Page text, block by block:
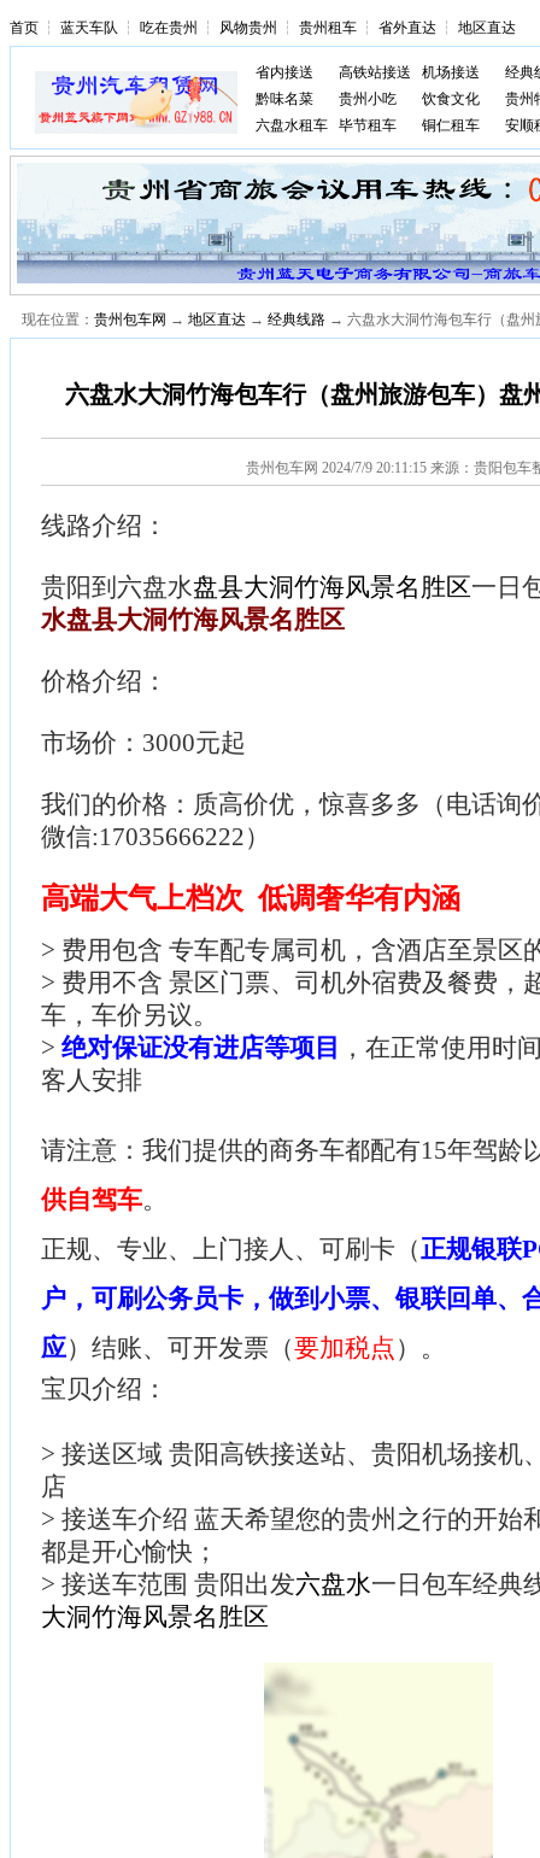
首页 ┆ 蓝天车队 ┆ 吃在贵州 ┆ 风物贵州 ┆ 贵州租车 ┆ 省外直达 ┆ 地区直达
省内接送 高铁站接送 机场接送
经典
黔味名菜
贵州小吃 饮食文化
贵州
六盘水租车
毕节租车 铜仁租车 安顺
现在位置： 贵州包车网 → 地区直达 → 经典线路 → 六盘水大洞竹海包车行（盘
六盘水大洞竹海包车行（盘州旅游包车）盘
贵州包车网 2024/7/9 20:11:15 来源：贵阳包车
线路介绍：
贵阳到六盘水盘县大洞竹海风景名胜区一日
水盘县大洞竹海风景名胜区
价格介绍：
市场价：3000元起
我们的价格：质高价优，惊喜多多（电话询
微信:17035666222）
高端大气上档次 低调奢华有内涵
> 费用包含 专车配专属司机，含酒店至景区
> 费用不含 景区门票、司机外宿费及餐费，
车，车价另议。
> 绝对保证没有进店等项目 ，在正常使用时
客人安排
请注意：我们提供的商务车都配有15年驾龄
供自驾车。
正规、专业、上门接人、可刷卡（正规银联
户，可刷公务员卡，做到小票、银联回单、
应）结账、可开发票（要加税点 ）。
宝贝介绍：
> 接送区域 贵阳高铁接送站、贵阳机场接机
店
> 接送车介绍 蓝天希望您的贵州之行的开始
都是开心愉快；
> 接送车范围 贵阳出发六盘水一日包车经典
大洞竹海风景名胜区